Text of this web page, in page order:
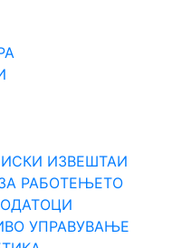
ИЗВЕШТАИ
РАБОТЕЊЕТО
УПРАВУВАЊЕ